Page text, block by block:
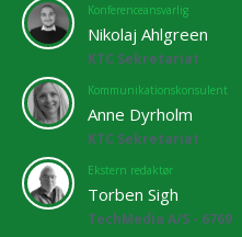
Konferenceansvarlig
Nikolaj Ahlgreen
KTC Sekretariat
Kommunikationskonsulent
Anne Dyrholm
KTC Sekretariat
Ekstern redaktør
Torben Sigh
TechMedia A/S - 6769